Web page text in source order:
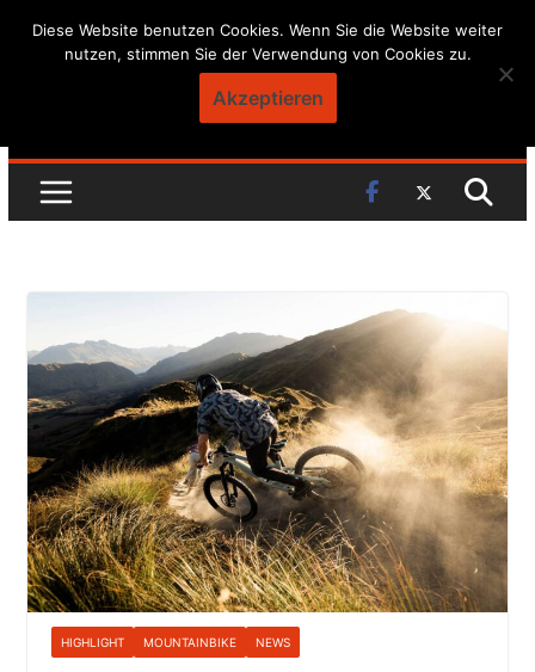
Skip
HIGHLIGHT MOUNTAINBIKE NEWS
Diese Website benutzen Cookies. Wenn Sie die Website weiter
nutzen, stimmen Sie der Verwendung von Cookies zu.
Akzeptieren